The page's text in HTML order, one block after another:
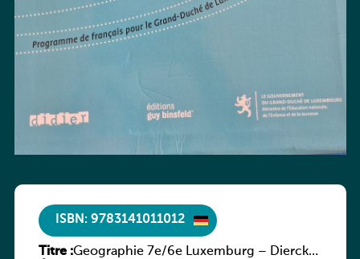
ISBN: 9783141011012
Titre :Geographie 7e/6e Luxemburg – Diercke